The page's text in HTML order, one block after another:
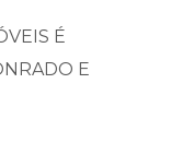
É
E